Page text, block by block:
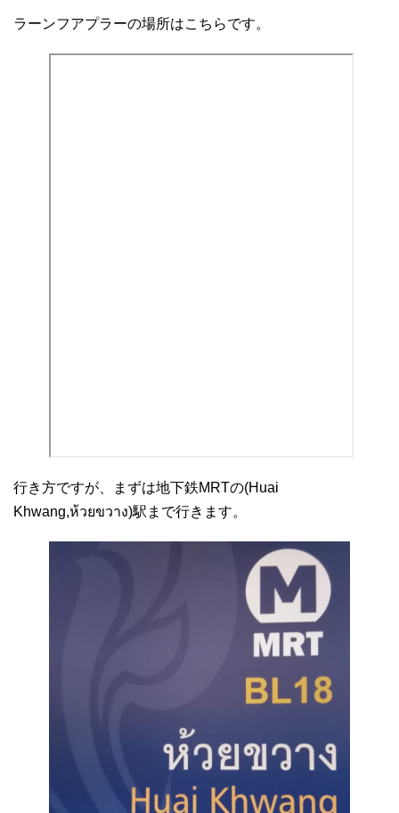
ラーンフアプラーの場所はこちらです。
行き方ですが、まずは地下鉄MRTの(Huai
Khwang,ห้วยขวาง)駅まで行きます。